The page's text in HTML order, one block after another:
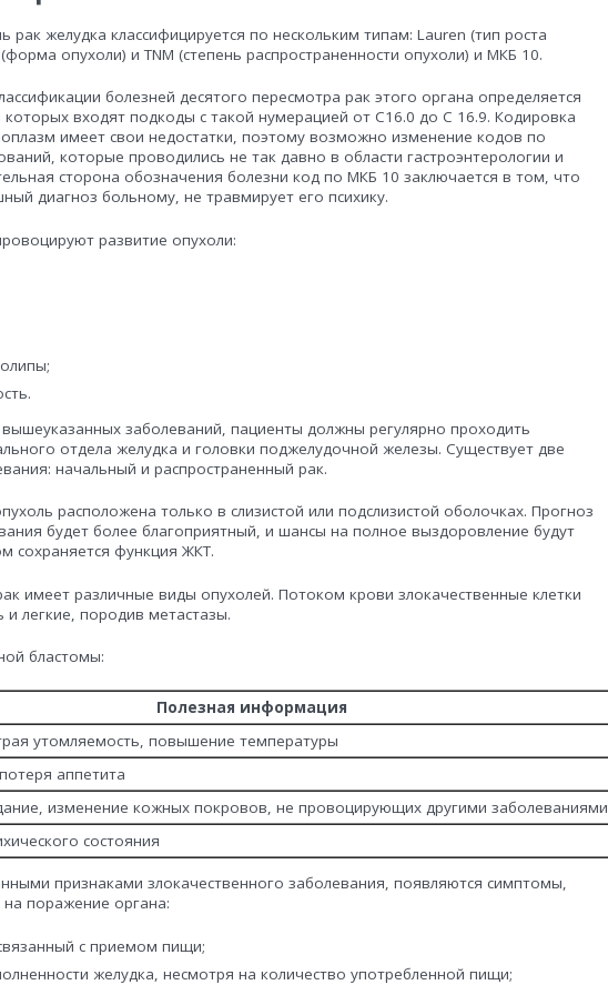
рак желудка классифицируется по нескольким типам: Lauren (тип роста
опухоли) и TNM (степень распространенности опухоли) и МКБ 10.
болезней десятого пересмотра рак этого органа определяется
входят подкоды с такой нумерацией от C16.0 до C 16.9. Кодировка
имеет свои недостатки, поэтому возможно изменение кодов по
которые проводились не так давно в области гастроэнтерологии и
сторона обозначения болезни код по МКБ 10 заключается в том, что
диагноз больному, не травмирует его психику.
развитие опухоли:
заболеваний, пациенты должны регулярно проходить
отдела желудка и головки поджелудочной железы. Существует две
начальный и распространенный рак.
расположена только в слизистой или подслизистой оболочках. Прогноз
будет более благоприятный, и шансы на полное выздоровление будут
сохраняется функция ЖКТ.
имеет различные виды опухолей. Потоком крови злокачественные клетки
и легкие, породив метастазы.
бластомы:
Полезная информация
утомляемость, повышение температуры
аппетита
изменение кожных покровов, не провоцирующих другими заболеваниями
состояния
признаками злокачественного заболевания, появляются симптомы,
поражение органа:
с приемом пищи;
желудка, несмотря на количество употребленной пищи;